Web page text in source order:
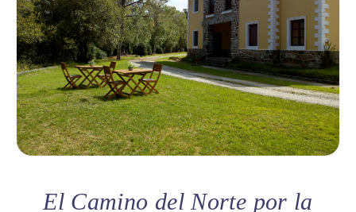
El Camino del Norte por la